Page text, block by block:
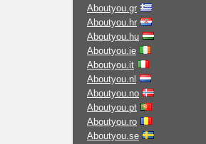
Aboutyou.gr
Aboutyou.hr
Aboutyou.hu
Aboutyou.ie
Aboutyou.it
Aboutyou.nl
Aboutyou.no
Aboutyou.pt
Aboutyou.ro
Aboutyou.se